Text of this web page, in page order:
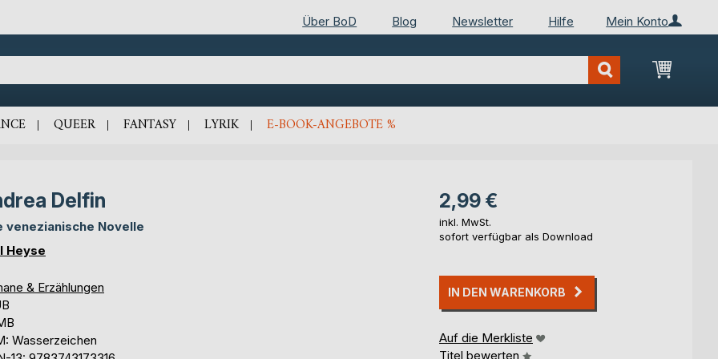
Mein Konto
Über BoD Blog Newsletter Hilfe
Mein
QUEER FANTASY LYRIK E-BOOK-ANGEBOTE %
Delfin
venezianische Novelle
Heyse
& Erzählungen
Wasserzeichen
2,99 €
inkl. MwSt.
sofort verfügbar als Download
IN DEN WARENKORB
Auf die Merkliste
Titel bewerten